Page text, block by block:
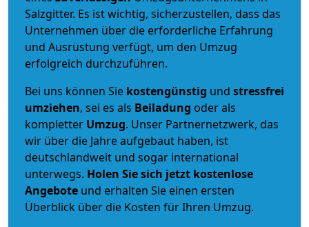
Salzgitter. Es ist wichtig, sicherzustellen, dass das
Unternehmen über die erforderliche Erfahrung
und Ausrüstung verfügt, um den Umzug
erfolgreich durchzuführen.
Bei uns können Sie kostengünstig und stressfrei
umziehen, sei es als Beiladung oder als
kompletter Umzug. Unser Partnernetzwerk, das
wir über die Jahre aufgebaut haben, ist
deutschlandweit und sogar international
unterwegs. Holen Sie sich jetzt kostenlose
Angebote und erhalten Sie einen ersten
Überblick über die Kosten für Ihren Umzug.